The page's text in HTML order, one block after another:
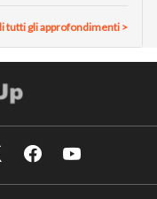
tutti gli approfondimenti >